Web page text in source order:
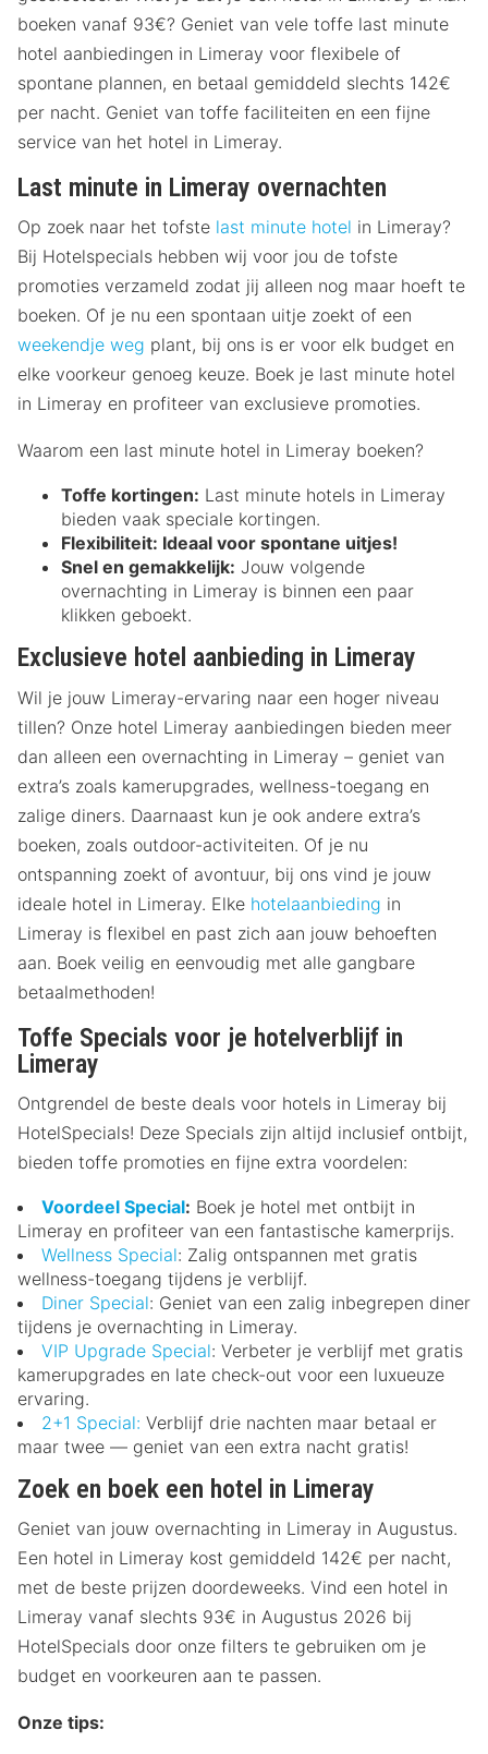
boeken vanaf 93€? Geniet van vele toffe last minute
hotel aanbiedingen in Limeray voor flexibele of
spontane plannen, en betaal gemiddeld slechts 142€
per nacht. Geniet van toffe faciliteiten en een fijne
service van het hotel in Limeray.
Last minute in Limeray overnachten
Op zoek naar het tofste last minute hotel in Limeray?
Bij Hotelspecials hebben wij voor jou de tofste
promoties verzameld zodat jij alleen nog maar hoeft te
boeken. Of je nu een spontaan uitje zoekt of een
weekendje weg plant, bij ons is er voor elk budget en
elke voorkeur genoeg keuze. Boek je last minute hotel
in Limeray en profiteer van exclusieve promoties.
Waarom een last minute hotel in Limeray boeken?
Toffe kortingen: Last minute hotels in Limeray
bieden vaak speciale kortingen.
Flexibiliteit: Ideaal voor spontane uitjes!
Snel en gemakkelijk: Jouw volgende
overnachting in Limeray is binnen een paar
klikken geboekt.
Exclusieve hotel aanbieding in Limeray
Wil je jouw Limeray-ervaring naar een hoger niveau
tillen? Onze hotel Limeray aanbiedingen bieden meer
dan alleen een overnachting in Limeray – geniet van
extra’s zoals kamerupgrades, wellness-toegang en
zalige diners. Daarnaast kun je ook andere extra’s
boeken, zoals outdoor-activiteiten. Of je nu
ontspanning zoekt of avontuur, bij ons vind je jouw
ideale hotel in Limeray. Elke hotelaanbieding in
Limeray is flexibel en past zich aan jouw behoeften
aan. Boek veilig en eenvoudig met alle gangbare
betaalmethoden!
Toffe Specials voor je hotelverblijf in
Limeray
Ontgrendel de beste deals voor hotels in Limeray bij
HotelSpecials! Deze Specials zijn altijd inclusief ontbijt,
bieden toffe promoties en fijne extra voordelen:
Voordeel Special: Boek je hotel met ontbijt in
Limeray en profiteer van een fantastische kamerprijs.
Wellness Special: Zalig ontspannen met gratis
wellness-toegang tijdens je verblijf.
Diner Special: Geniet van een zalig inbegrepen diner
tijdens je overnachting in Limeray.
VIP Upgrade Special: Verbeter je verblijf met gratis
kamerupgrades en late check-out voor een luxueuze
ervaring.
2+1 Special: Verblijf drie nachten maar betaal er
maar twee — geniet van een extra nacht gratis!
Zoek en boek een hotel in Limeray
Geniet van jouw overnachting in Limeray in Augustus.
Een hotel in Limeray kost gemiddeld 142€ per nacht,
met de beste prijzen doordeweeks. Vind een hotel in
Limeray vanaf slechts 93€ in Augustus 2026 bij
HotelSpecials door onze filters te gebruiken om je
budget en voorkeuren aan te passen.
Onze tips: